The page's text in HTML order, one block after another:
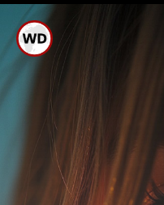
कभी-कभी
से आंसू बहने
ही